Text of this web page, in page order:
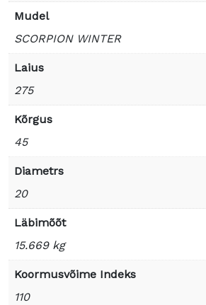
Mudel
SCORPION WINTER
Laius
275
Kõrgus
45
Diametrs
20
Läbimõõt
15.669 kg
Koormusvõime Indeks
110